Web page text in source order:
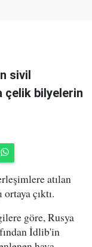
sivil
çelik bilyelerin
atılan
çıktı.
göre, Rusya
İdlib'in